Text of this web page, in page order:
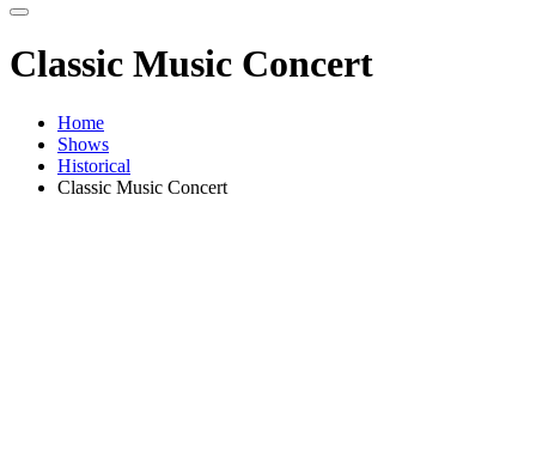
Classic Music Concert
Home
Shows
Historical
Classic Music Concert